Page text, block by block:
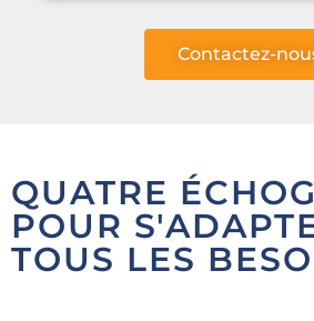
Contactez-
QUATRE
POUR
TOUS LES